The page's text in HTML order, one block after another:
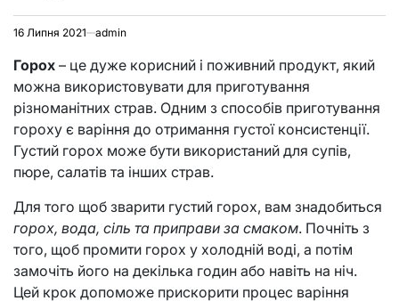
16 Липня 2021 admin
Горох – це дуже корисний і поживний продукт, який
можна використовувати для приготування
різноманітних страв. Одним з способів приготування
гороху є варіння до отримання густої консистенції.
Густий горох може бути використаний для супів,
пюре, салатів та інших страв.
Для того щоб зварити густий горох, вам знадобиться
горох, вода, сіль та приправи за смаком. Почніть з
того, щоб промити горох у холодній воді, а потім
замочіть його на декілька годин або навіть на ніч.
Цей крок допоможе прискорити процес варіння